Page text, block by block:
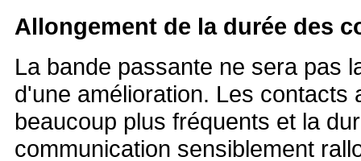
Allongement de la durée des
La bande passante ne sera pas
d'une amélioration. Les contacts
beaucoup plus fréquents et la
communication sensiblement